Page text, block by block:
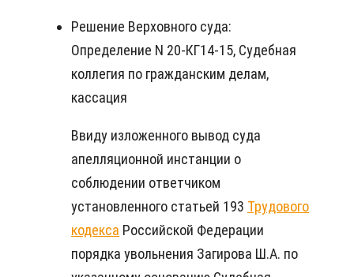
Решение Верховного суда:
Определение N 20-КГ14-15, Судебная
коллегия по гражданским делам,
кассация
Ввиду изложенного вывод суда
апелляционной инстанции о
соблюдении ответчиком
установленного статьей 193 Трудового
кодекса Российской Федерации
порядка увольнения Загирова Ш.А. по